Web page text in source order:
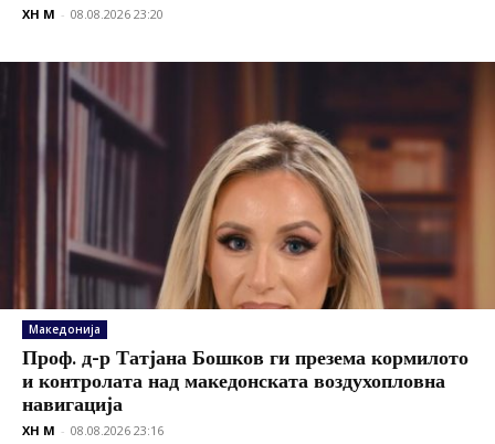
XH M - 08.08.2026 23:20
Македонија
Проф. д-р Татјана Бошков ги презема кормилото
и контролата над македонската воздухопловна
навигација
XH M - 08.08.2026 23:16